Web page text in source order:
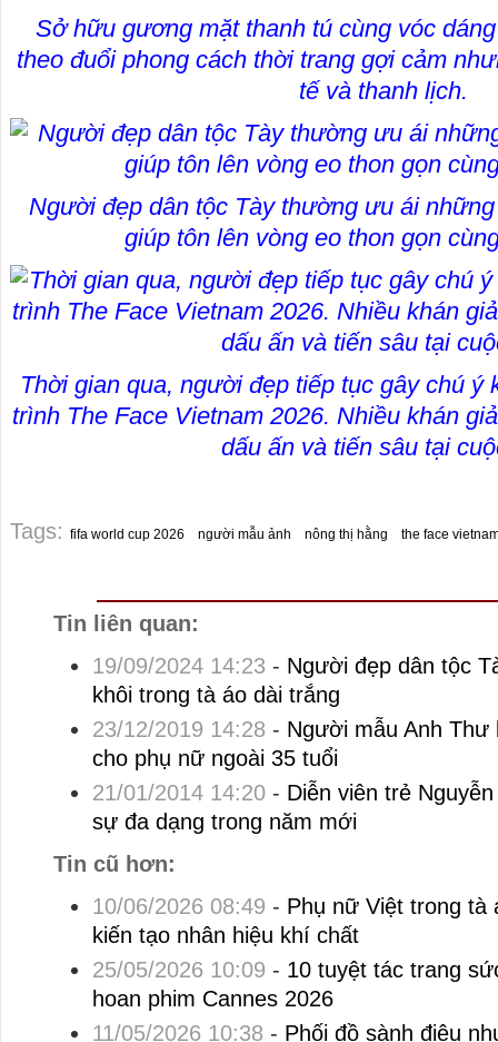
Sở hữu gương mặt thanh tú cùng vóc
theo đuổi phong cách thời trang gợi cảm
tế và thanh lịch.
Người đẹp dân tộc Tày thường ưu ái
giúp tôn lên vòng eo thon gọn
Thời gian qua, người đẹp tiếp tục gây chú ý
trình The Face Vietnam 2026. Nhiều khán
dấu ấn và tiến sâu tại
Tags: fifa world cup 2026 người mẫu ảnh nông thị hằng the face
Tin liên quan:
19/09/2024 14:23 - Người đẹp dân tộc
khôi trong tà áo dài trắng
23/12/2019 14:28 - Người mẫu Anh
cho phụ nữ ngoài 35 tuổi
21/01/2014 14:20- Diễn viên trẻ
sự đa dạng trong năm mới
Tin cũ hơn:
10/06/2026 08:49 - Phụ nữ Việt trong tà
kiến tạo nhân hiệu khí chất
25/05/2026 10:09 - 10 tuyệt tác trang
hoan phim Cannes 2026
11/05/2026 10:38 - Phối đồ sành điệu